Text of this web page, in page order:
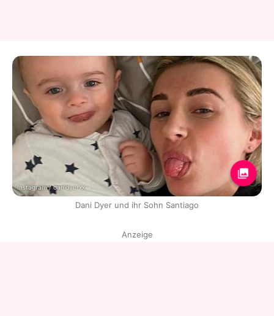
Instagram / danidyerxx
Dani Dyer und ihr Sohn Santiago
Anzeige